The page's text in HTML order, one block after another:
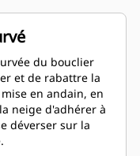
du bouclier
et de rabattre la
en andain, en
neige d'adhérer à
déverser sur la